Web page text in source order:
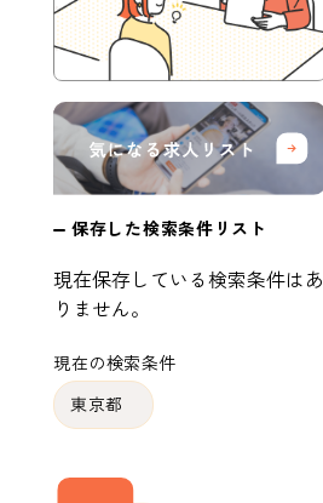
保存した検索条件リスト
現在保存している検索条件はあ
りません。
現在の検索条件
東京都